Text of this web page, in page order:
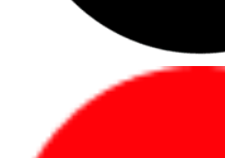
Nhân sự văn
cho email, bảng
mềm nội bộ.
Quản lý, lãnh
pin tốt, bảo mật và